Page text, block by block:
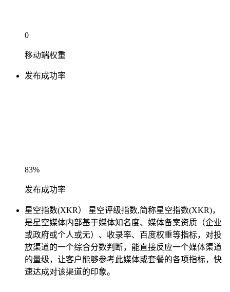
0
移动端权重
发布成功率
83%
发布成功率
星空指数(XKR）
星空评级指数,简称星空指数(XKR)，
是星空媒体内部基于媒体知名度、媒体备案资质（企业
或政府或个人或无）、收录率、百度权重等指标，对投
放渠道的一个综合分数判断，能直接反应一个媒体渠道
的量级，让客户能够参考此媒体或套餐的各项指标，快
速达成对该渠道的印象。